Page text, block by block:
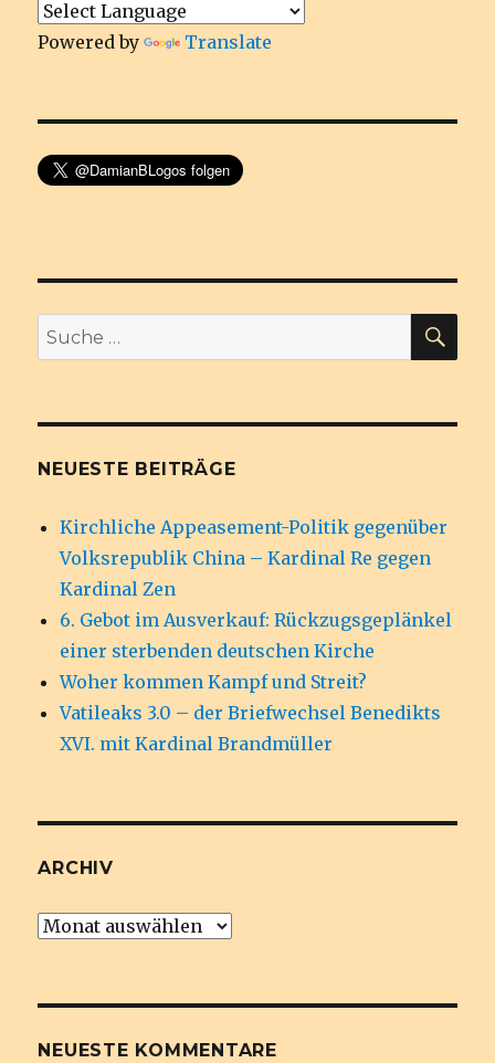
Powered by Translate
Suche
nach:
NEUESTE BEITRÄGE
Kirchliche Appeasement-Politik gegenüber
Volksrepublik China – Kardinal Re gegen
Kardinal Zen
6. Gebot im Ausverkauf: Rückzugsgeplänkel
einer sterbenden deutschen Kirche
Woher kommen Kampf und Streit?
Vatileaks 3.0 – der Briefwechsel Benedikts
XVI. mit Kardinal Brandmüller
ARCHIV
Archiv
NEUESTE KOMMENTARE